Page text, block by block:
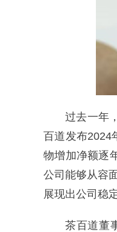
过去一年
百道发布2024
物增加净额逐
公司能够从容
展现出公司稳
茶百道董